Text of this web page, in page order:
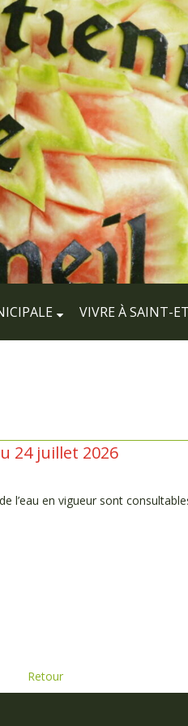
VIVRE À SAINT-
24 juillet 2026
l’eau en vigueur sont
Retour